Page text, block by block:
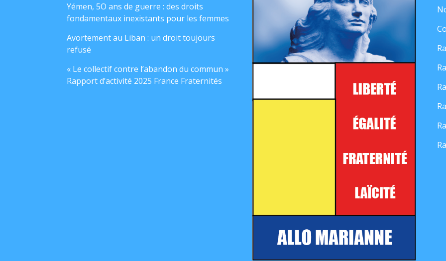
Yémen, 5O ans de guerre : des droits
fondamentaux inexistants pour les femmes
Avortement au Liban : un droit toujours
refusé
« Le collectif contre l’abandon du commun »
Rapport d’activité 2025 France Fraternités